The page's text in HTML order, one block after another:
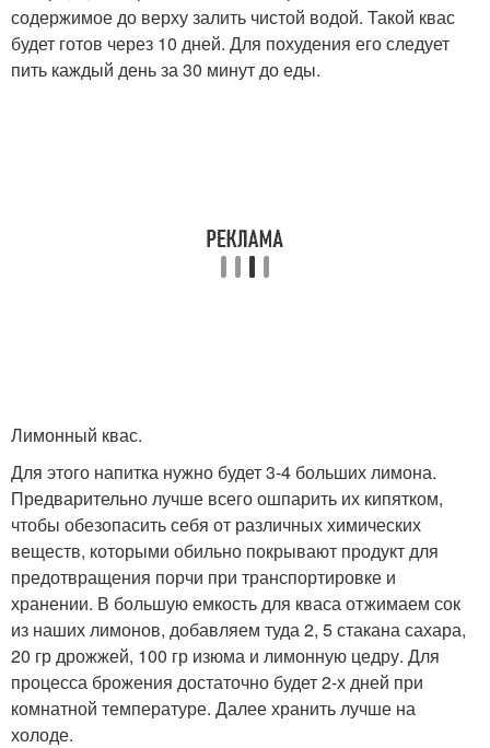
содержимое до верху залить чистой водой. Такой квас
будет готов через 10 дней. Для похудения его следует
пить каждый день за 30 минут до еды.
Лимонный квас.
Для этого напитка нужно будет 3-4 больших лимона.
Предварительно лучше всего ошпарить их кипятком,
чтобы обезопасить себя от различных химических
веществ, которыми обильно покрывают продукт для
предотвращения порчи при транспортировке и
хранении. В большую емкость для кваса отжимаем сок
из наших лимонов, добавляем туда 2, 5 стакана сахара,
20 гр дрожжей, 100 гр изюма и лимонную цедру. Для
процесса брожения достаточно будет 2-х дней при
комнатной температуре. Далее хранить лучше на
холоде.